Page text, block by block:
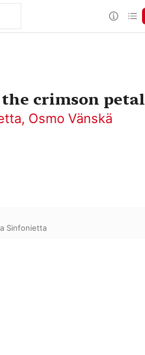
the crimson petal
, Osmo Vänskä
Sinfonietta